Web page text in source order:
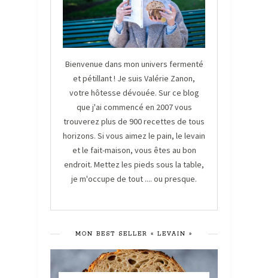
Bienvenue dans mon univers fermenté
et pétillant ! Je suis Valérie Zanon,
votre hôtesse dévouée. Sur ce blog
que j'ai commencé en 2007 vous
trouverez plus de 900 recettes de tous
horizons. Si vous aimez le pain, le levain
et le fait-maison, vous êtes au bon
endroit. Mettez les pieds sous la table,
je m'occupe de tout .... ou presque.
MON BEST SELLER « LEVAIN »